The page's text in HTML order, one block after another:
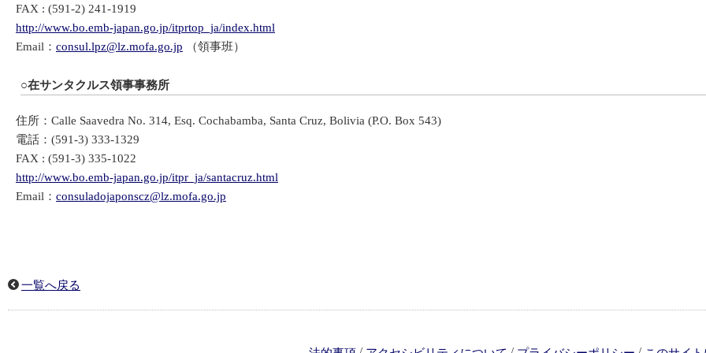
FAX : (591-2) 241-1919
http://www.bo.emb-japan.go.jp/itprtop_ja/index.html
Email： consul.lpz@lz.mofa.go.jp （領事班）
○在サンタクルス領事事務所
住所：Calle Saavedra No. 314, Esq. Cochabamba, Santa Cruz, Bolivia (P.O. Box 543)
電話：(591-3) 333-1329
FAX : (591-3) 335-1022
http://www.bo.emb-japan.go.jp/itpr_ja/santacruz.html
Email： consuladojaponscz@lz.mofa.go.jp
一覧へ戻る